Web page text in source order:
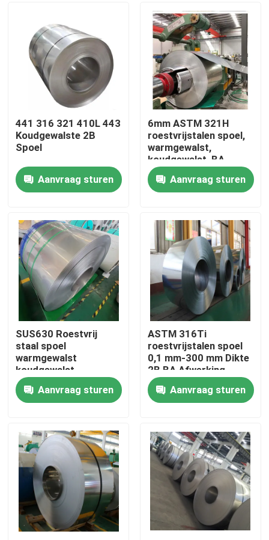
Huis
Producten
Videos
Ongeveer ons
Fabrieksreis
Kwaliteitscontrole
Nieuws
Gevallen
ss naadloze buis
441 316 321 410L 443
Koudgewalste 2B
Spoel
Aanvraag sturen
6mm ASTM 321H
roestvrijstalen spoel,
warmgewalst,
koudgewalst, BA-
afwerking, knipservice
beschikbaar
Aanvraag sturen
SUS630 Roestvrij
staal spoel
warmgewalst
koudgewalst
BA,NO1,NO4,4K,8K
Afwerking Voor de
machinebouw
Aanvraag sturen
ASTM 316Ti
roestvrijstalen spoel
0,1 mm-300 mm Dikte
2B,BA Afwerking
Corrosiebestendig
Aanvraag sturen